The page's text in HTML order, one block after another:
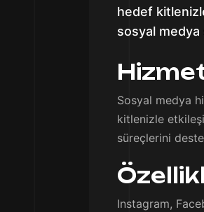
hedef
sosyal
Sosyal medya
kitlenizle
süreçlerini
Instagram,